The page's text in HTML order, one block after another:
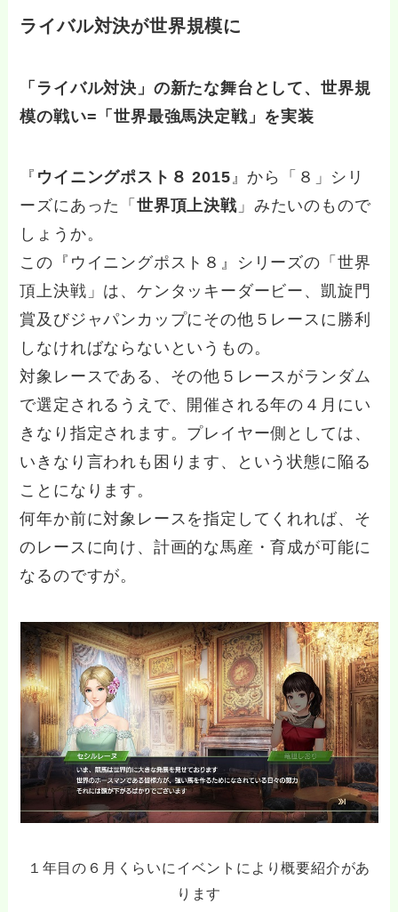
ライバル対決が世界規模に
「ライバル対決」の新たな舞台として、世界規
模の戦い=「世界最強馬決定戦」を実装
『 ウイニングポスト８ 2015 』から「８」シリ
ーズにあった「世界頂上決戦」みたいのもので
しょうか。
この『ウイニングポスト８』シリーズの「世界
頂上決戦」は、ケンタッキーダービー、凱旋門
賞及びジャパンカップにその他５レースに勝利
しなければならないというもの。
対象レースである、その他５レースがランダム
で選定されるうえで、開催される年の４月にい
きなり指定されます。プレイヤー側としては、
いきなり言われも困ります、という状態に陥る
ことになります。
何年か前に対象レースを指定してくれれば、そ
のレースに向け、計画的な馬産・育成が可能に
なるのですが。
１年目の６月くらいにイベントにより概要紹介があ
ります